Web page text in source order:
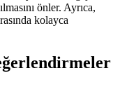
önler. Ayrıca,
kolayca